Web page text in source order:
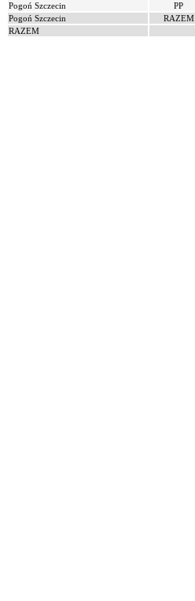
Pogoń Szczecin
PP
Pogoń Szczecin
RAZEM
RAZEM